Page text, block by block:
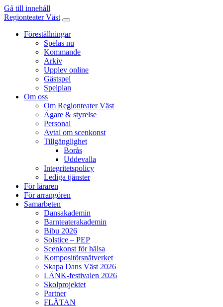
Gå till innehåll
Regionteater Väst
Föreställningar
Spelas nu
Kommande
Arkiv
Upplev online
Gästspel
Spelplan
Om oss
Om Regionteater Väst
Ägare & styrelse
Personal
Avtal om scenkonst
Tillgänglighet
Borås
Uddevalla
Integritetspolicy
Lediga tjänster
För läraren
För arrangören
Samarbeten
Dansakademin
Barnteaterakademin
Bibu 2026
Solstice – PEP
Scenkonst för hälsa
Kompositörsnätverket
Skapa Dans Väst 2026
LÄNK-festivalen 2026
Skolprojektet
Partner
FLÄTAN